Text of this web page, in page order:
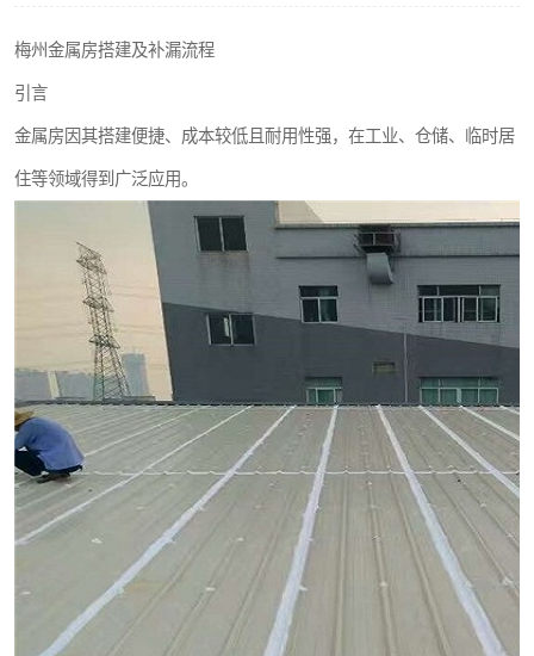
梅州金属房搭建及补漏流程
引言
金属房因其搭建便捷、成本较低且耐用性强，在工业、仓储、临时居
住等领域得到广泛应用。